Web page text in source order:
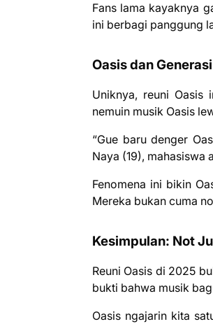
Fans lama kayaknya
ini berbagi panggung
Oasis dan
Uniknya, reuni Oasis
nemuin musik Oasis
“Gue baru denger
Naya (19), mahasiswa
Fenomena ini bikin
Mereka bukan cuma
Kesimpulan: Not
Reuni Oasis di 2025
bukti bahwa musik
Oasis ngajarin kita